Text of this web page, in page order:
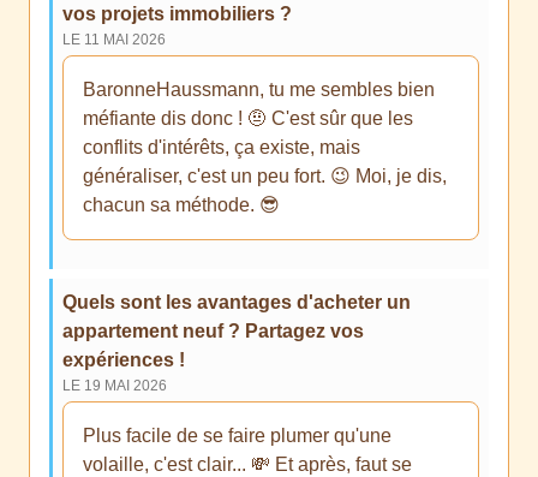
vos projets immobiliers ?
LE 11 MAI 2026
BaronneHaussmann, tu me sembles bien
méfiante dis donc ! 🤨 C'est sûr que les
conflits d'intérêts, ça existe, mais
généraliser, c'est un peu fort. 😉 Moi, je dis,
chacun sa méthode. 😎
Quels sont les avantages d'acheter un
appartement neuf ? Partagez vos
expériences !
LE 19 MAI 2026
Plus facile de se faire plumer qu'une
volaille, c'est clair... 💸 Et après, faut se